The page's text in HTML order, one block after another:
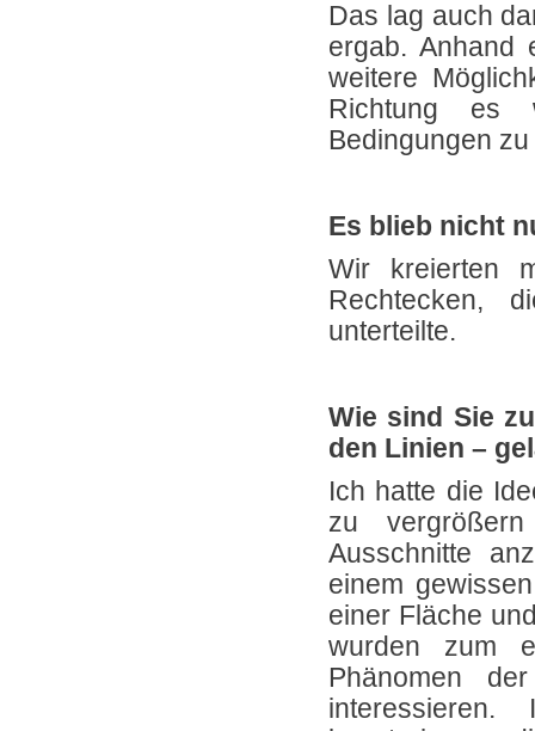
Das lag auch
ergab. Anhand
weitere
Richtung es
Bedingungen
Es blieb nicht
Wir kreierten
Rechtecken,
unterteilte.
Wie sind Sie
den Linien –
Ich hatte die
zu
Ausschnitte
einem
einer Fläche
wurden zum
Phänomen